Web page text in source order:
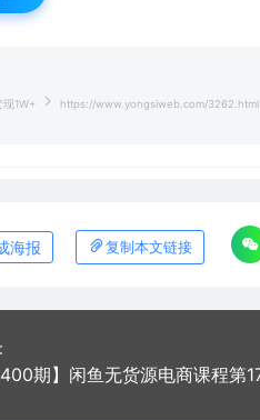
1W+ https://www.yongsiweb.com/3262.html
海报 复制本文链接